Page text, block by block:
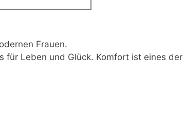
Frauen.
für Leben und Glück. Komfort ist eines der